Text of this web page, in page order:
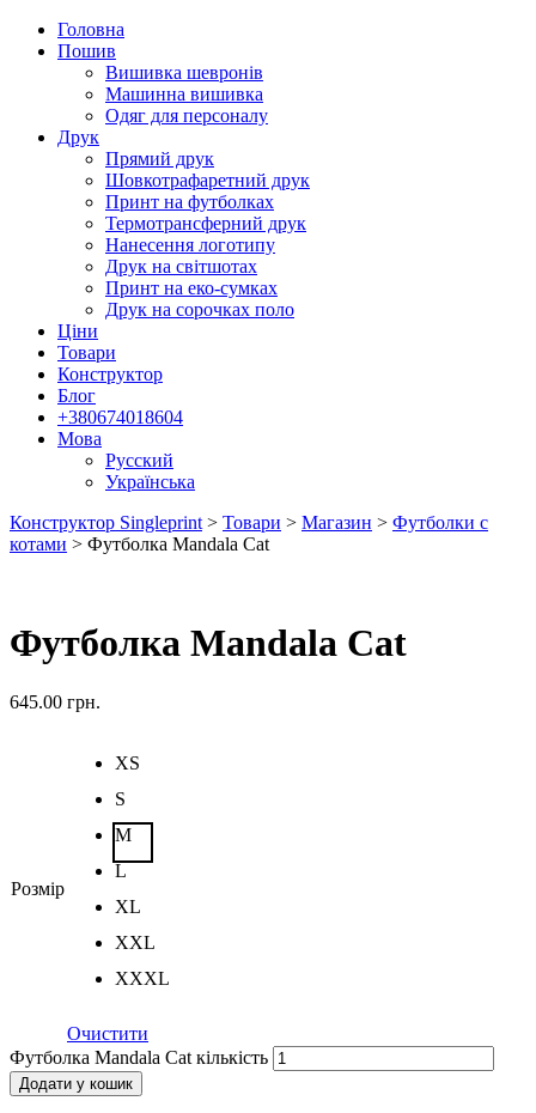
Головна
Пошив
Вишивка шевронів
Машинна вишивка
Одяг для персоналу
Друк
Прямий друк
Шовкотрафаретний друк
Принт на футболках
Термотрансферний друк
Нанесення логотипу
Друк на світшотах
Принт на еко-сумках
Друк на сорочках поло
Ціни
Товари
Конструктор
Блог
+380674018604
Мова
Русский
Українська
Конструктор Singleprint > Товари > Магазин > Футболки с
котами > Футболка Mandala Cat
Футболка Mandala Cat
645.00 грн.
Розмір
XS
S
M
L
XL
XXL
XXXL
Очистити
Футболка Mandala Cat кількість
Додати у кошик